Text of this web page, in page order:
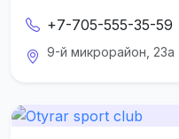
+7-705-555-35-59
9-й микрорайон, 23а